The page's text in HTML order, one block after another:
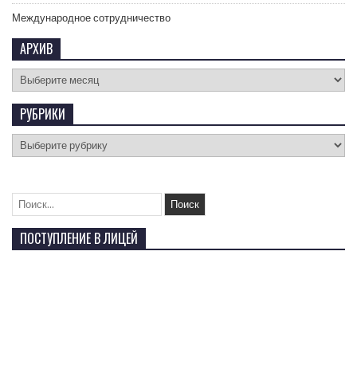
Международное сотрудничество
АРХИВ
РУБРИКИ
ПОСТУПЛЕНИЕ В ЛИЦЕЙ